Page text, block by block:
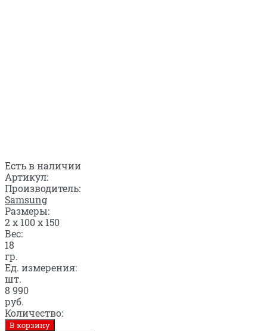
Есть в наличии
Артикул:
Производитель:
Samsung
Размеры:
2 x 100 x 150
Вес:
18
гр.
Ед. измерения:
шт.
8 990
руб.
Количество:
В корзину